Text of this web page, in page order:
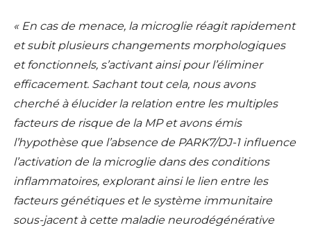
« En cas de menace, la microglie réagit rapidement
et subit plusieurs changements morphologiques
et fonctionnels, s’activant ainsi pour l’éliminer
efficacement. Sachant tout cela, nous avons
cherché à élucider la relation entre les multiples
facteurs de risque de la MP et avons émis
l’hypothèse que l’absence de PARK7/DJ-1 influence
l’activation de la microglie dans des conditions
inflammatoires, explorant ainsi le lien entre les
facteurs génétiques et le système immunitaire
sous-jacent à cette maladie neurodégénérative